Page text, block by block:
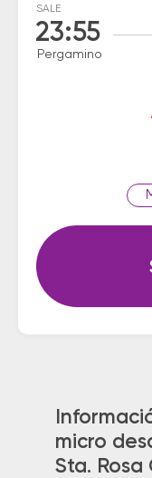
SALE
23:55
Pergamino
micro
Sta.